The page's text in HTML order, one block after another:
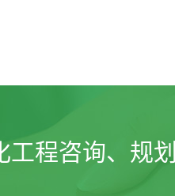
工程咨询、规